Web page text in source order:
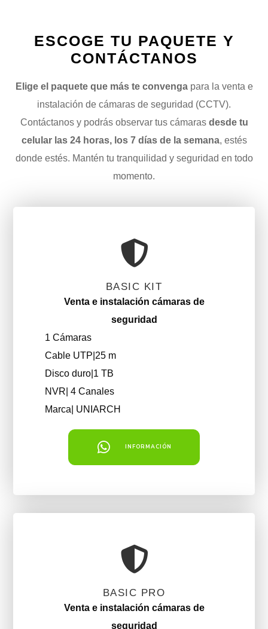
ESCOGE TU PAQUETE Y
CONTÁCTANOS
Elige el paquete que más te convengapara la venta e
instalación de cámaras de seguridad (CCTV).
Contáctanos y podrás observar tus cámaras desde tu
celular las 24 horas, los 7 días de la semana, estés
donde estés. Mantén tu tranquilidad y seguridad en todo
momento.
BASIC KIT
Venta e instalación cámaras de
seguridad
1 Cámaras
Cable UTP|25 m
Disco duro|1 TB
NVR| 4 Canales
Marca| UNIARCH
INFORMACIÓN
BASIC PRO
Venta e instalación cámaras de
seguridad